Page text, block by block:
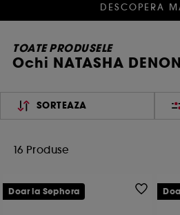
DESCOPERA
TOATE PRODUSELE
Ochi NATASHA
SORTEAZA
16 Produse
Doar la Sephora